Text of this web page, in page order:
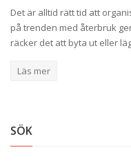
Det är alltid rätt tid att
på trenden med återbruk
räcker det att byta ut eller
Läs mer
SÖK